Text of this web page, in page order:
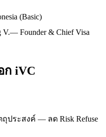
(Basic)
V.— Founder & Chief Visa
ก iVC
ประสงค์ — ลด Risk Refuse